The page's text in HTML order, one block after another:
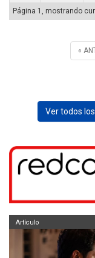
Página 1, mostrando
«
Ver todos
Artículo